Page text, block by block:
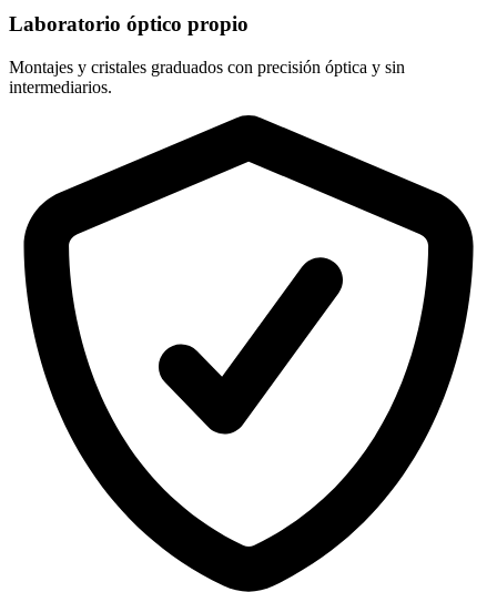
Laboratorio óptico propio
Montajes y cristales graduados con precisión óptica y sin
intermediarios.